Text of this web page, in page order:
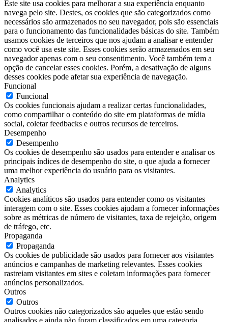
Este site usa cookies para melhorar a sua experiência enquanto
navega pelo site. Destes, os cookies que são categorizados como
necessários são armazenados no seu navegador, pois são essenciais
para o funcionamento das funcionalidades básicas do site. Também
usamos cookies de terceiros que nos ajudam a analisar e entender
como você usa este site. Esses cookies serão armazenados em seu
navegador apenas com o seu consentimento. Você também tem a
opção de cancelar esses cookies. Porém, a desativação de alguns
desses cookies pode afetar sua experiência de navegação.
Funcional
Funcional
Os cookies funcionais ajudam a realizar certas funcionalidades,
como compartilhar o conteúdo do site em plataformas de mídia
social, coletar feedbacks e outros recursos de terceiros.
Desempenho
Desempenho
Os cookies de desempenho são usados para entender e analisar os
principais índices de desempenho do site, o que ajuda a fornecer
uma melhor experiência do usuário para os visitantes.
Analytics
Analytics
Cookies analíticos são usados para entender como os visitantes
interagem com o site. Esses cookies ajudam a fornecer informações
sobre as métricas de número de visitantes, taxa de rejeição, origem
de tráfego, etc.
Propaganda
Propaganda
Os cookies de publicidade são usados para fornecer aos visitantes
anúncios e campanhas de marketing relevantes. Esses cookies
rastreiam visitantes em sites e coletam informações para fornecer
anúncios personalizados.
Outros
Outros
Outros cookies não categorizados são aqueles que estão sendo
analisados e ainda não foram classificados em uma categoria.